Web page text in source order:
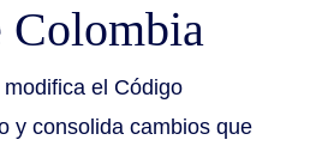
Colombia
el Código
y consolida cambios que